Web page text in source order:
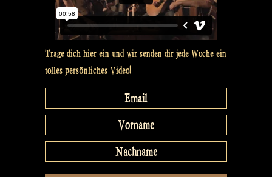
Trage dich hier ein und wir senden dir jede Woche ein
tolles persönliches Video!